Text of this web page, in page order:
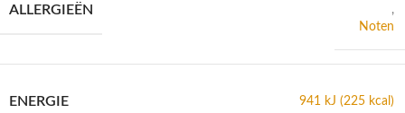
ALLERGIEËN
,
Noten
ENERGIE 941 kJ (225 kcal)